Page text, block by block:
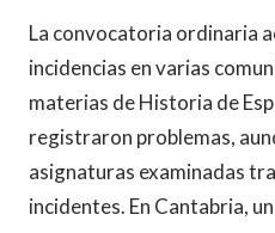
La convocatoria ordinaria
incidencias en varias
materias de Historia de
registraron problemas,
asignaturas examinadas
incidentes. En Cantabria,